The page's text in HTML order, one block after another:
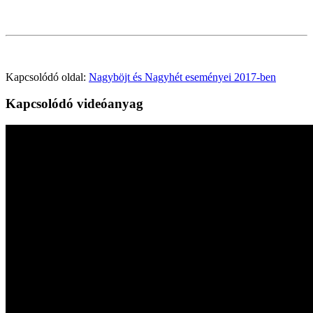
Kapcsolódó oldal: Nagyböjt és Nagyhét eseményei 2017-ben
Kapcsolódó videóanyag